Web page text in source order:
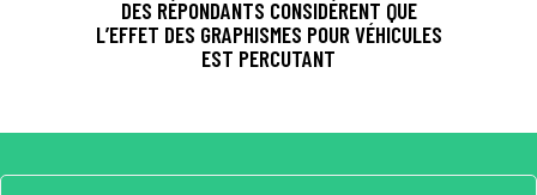
DES RÉPONDANTS CONSIDÉRENT QUE
L’EFFET DES GRAPHISMES POUR VÉHICULES
EST PERCUTANT